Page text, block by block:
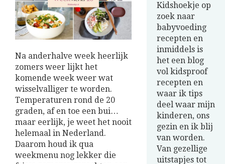
Na anderhalve week heerlijk
zomers weer lijkt het
komende week weer wat
wisselvalliger te worden.
Temperaturen rond de 20
graden, af en toe een bui…
maar eerlijk, je weet het nooit
helemaal in Nederland.
Daarom houd ik qua
weekmenu nog lekker die
Kidshoekje op
zoek naar
babyvoeding
recepten en
inmiddels is
het een blog
vol kidsproof
recepten en
waar ik tips
deel waar mijn
kinderen, ons
gezin en ik blij
van worden.
Van gezellige
uitstapjes tot